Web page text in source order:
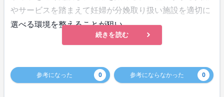
やサービスを踏まえて妊婦が分娩取り扱い施設を適切に
選べる環境を整えることが狙い。
続きを読む
参考になった 0 参考にならなかった 0